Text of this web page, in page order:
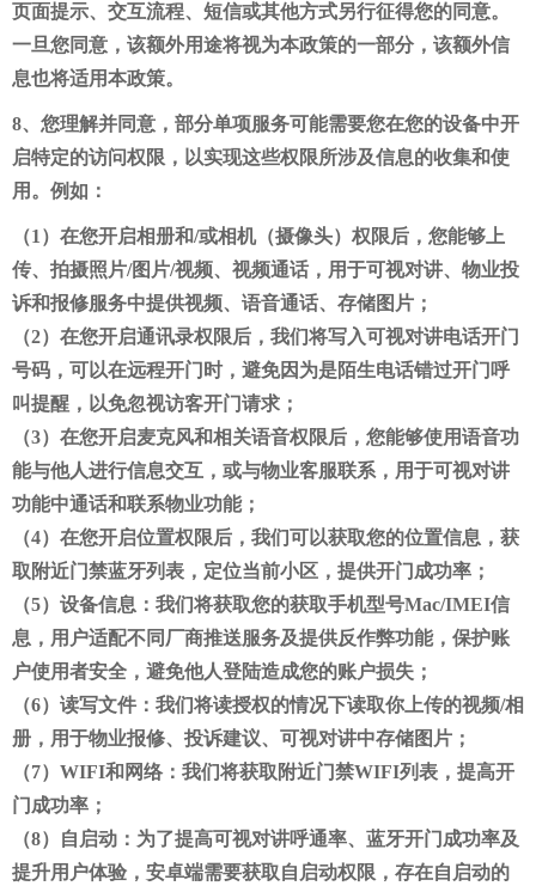
页面提示、交互流程、短信或其他方式另行征得您的同意。
一旦您同意，该额外用途将视为本政策的一部分，该额外信
息也将适用本政策。
8、您理解并同意，部分单项服务可能需要您在您的设备中开
启特定的访问权限，以实现这些权限所涉及信息的收集和使
用。例如：
（1）在您开启相册和/或相机（摄像头）权限后，您能够上
传、拍摄照片/图片/视频、视频通话，用于可视对讲、物业投
诉和报修服务中提供视频、语音通话、存储图片；
（2）在您开启通讯录权限后，我们将写入可视对讲电话开门
号码，可以在远程开门时，避免因为是陌生电话错过开门呼
叫提醒，以免忽视访客开门请求；
（3）在您开启麦克风和相关语音权限后，您能够使用语音功
能与他人进行信息交互，或与物业客服联系，用于可视对讲
功能中通话和联系物业功能；
（4）在您开启位置权限后，我们可以获取您的位置信息，获
取附近门禁蓝牙列表，定位当前小区，提供开门成功率；
（5）设备信息：我们将获取您的获取手机型号Mac/IMEI信
息，用户适配不同厂商推送服务及提供反作弊功能，保护账
户使用者安全，避免他人登陆造成您的账户损失；
（6）读写文件：我们将读授权的情况下读取你上传的视频/相
册，用于物业报修、投诉建议、可视对讲中存储图片；
（7）WIFI和网络：我们将获取附近门禁WIFI列表，提高开
门成功率；
（8）自启动：为了提高可视对讲呼通率、蓝牙开门成功率及
提升用户体验，安卓端需要获取自启动权限，存在自启动的